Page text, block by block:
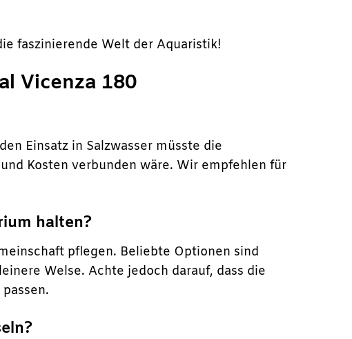
faszinierende Welt der Aquaristik!
Vicenza 180
Einsatz in Salzwasser müsste die
Kosten verbunden wäre. Wir empfehlen für
halten?
pflegen. Beliebte Optionen sind
Welse. Achte jedoch darauf, dass die